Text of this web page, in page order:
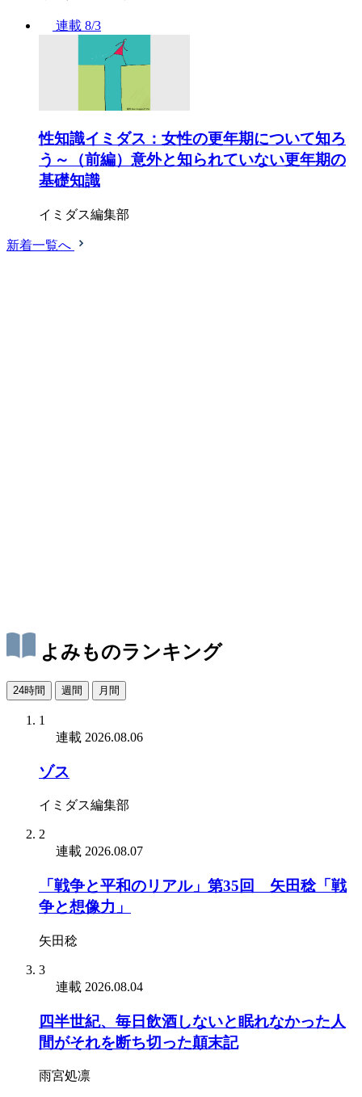
連載 8/3
性知識イミダス：女性の更年期について知ろ
う～（前編）意外と知られていない更年期の
基礎知識
イミダス編集部
新着一覧へ
よみものランキング
24時間 週間 月間
1
連載 2026.08.06
ゾス
イミダス編集部
2
連載 2026.08.07
「戦争と平和のリアル」第35回 矢田稔「戦
争と想像力」
矢田稔
3
連載 2026.08.04
四半世紀、毎日飲酒しないと眠れなかった人
間がそれを断ち切った顛末記
雨宮処凛